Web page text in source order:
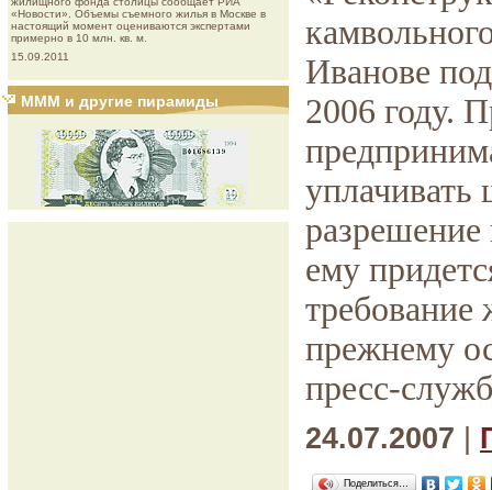
«Новости». Объемы съемного жилья в Москве в
настоящий момент оцениваются экспертами
примерно в 10 млн. кв. м.
15.09.2011
МММ и другие пирамиды
Иванове
2006 году.
разрешение
ему
требование
прежнему
пресс-
24.07.2007
Поделиться…